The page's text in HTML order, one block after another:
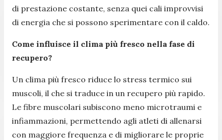
di prestazione costante, senza quei cali improvvisi
di energia che si possono sperimentare con il caldo.
Come influisce il clima più fresco nella fase di
recupero?
Un clima più fresco riduce lo stress termico sui
muscoli, il che si traduce in un recupero più rapido.
Le fibre muscolari subiscono meno microtraumi e
infiammazioni, permettendo agli atleti di allenarsi
con maggiore frequenza e di migliorare le proprie